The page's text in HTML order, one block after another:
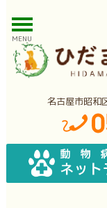
MENU
名古屋市昭和